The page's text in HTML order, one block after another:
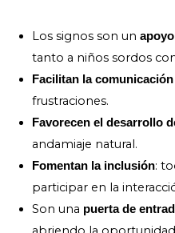
Los signos son un
tanto a niños sordos
Facilitan la
frustraciones.
Favorecen el desarrollo
andamiaje natural.
Fomentan la inclusión:
participar en la
Son una puerta de